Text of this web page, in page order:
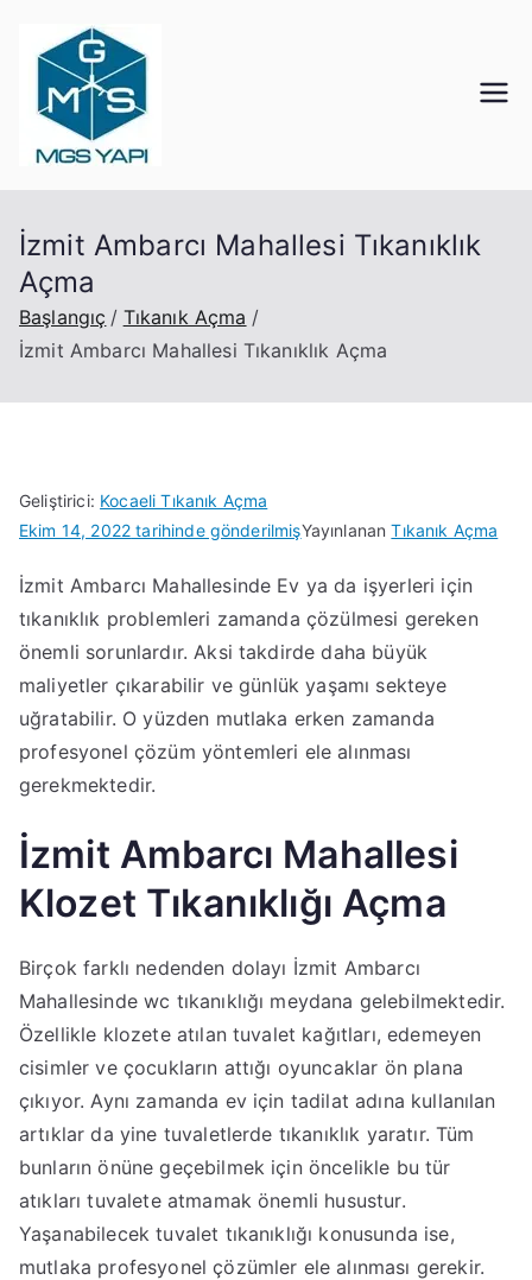
İzmit Ambarcı Mahallesi Tıkanıklık
Açma
Başlangıç
Tıkanık Açma
İzmit Ambarcı Mahallesi Tıkanıklık Açma
Geliştirici: Kocaeli Tıkanık Açma
Ekim 14, 2022 tarihinde gönderilmişYayınlananTıkanık Açma
İzmit Ambarcı Mahallesinde Ev ya da işyerleri için
tıkanıklık problemleri zamanda çözülmesi gereken
önemli sorunlardır. Aksi takdirde daha büyük
maliyetler çıkarabilir ve günlük yaşamı sekteye
uğratabilir. O yüzden mutlaka erken zamanda
profesyonel çözüm yöntemleri ele alınması
gerekmektedir.
İzmit Ambarcı Mahallesi
Klozet Tıkanıklığı Açma
Birçok farklı nedenden dolayı İzmit Ambarcı
Mahallesinde wc tıkanıklığı meydana gelebilmektedir.
Özellikle klozete atılan tuvalet kağıtları, edemeyen
cisimler ve çocukların attığı oyuncaklar ön plana
çıkıyor. Aynı zamanda ev için tadilat adına kullanılan
artıklar da yine tuvaletlerde tıkanıklık yaratır. Tüm
bunların önüne geçebilmek için öncelikle bu tür
atıkları tuvalete atmamak önemli husustur.
Yaşanabilecek tuvalet tıkanıklığı konusunda ise,
mutlaka profesyonel çözümler ele alınması gerekir.